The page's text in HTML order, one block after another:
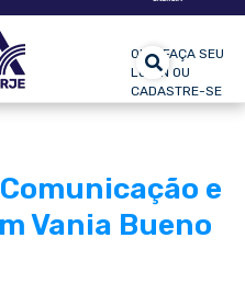
OLÁ, FAÇA SEU
LOGIN OU
CADASTRE-SE
e
Vania Bueno